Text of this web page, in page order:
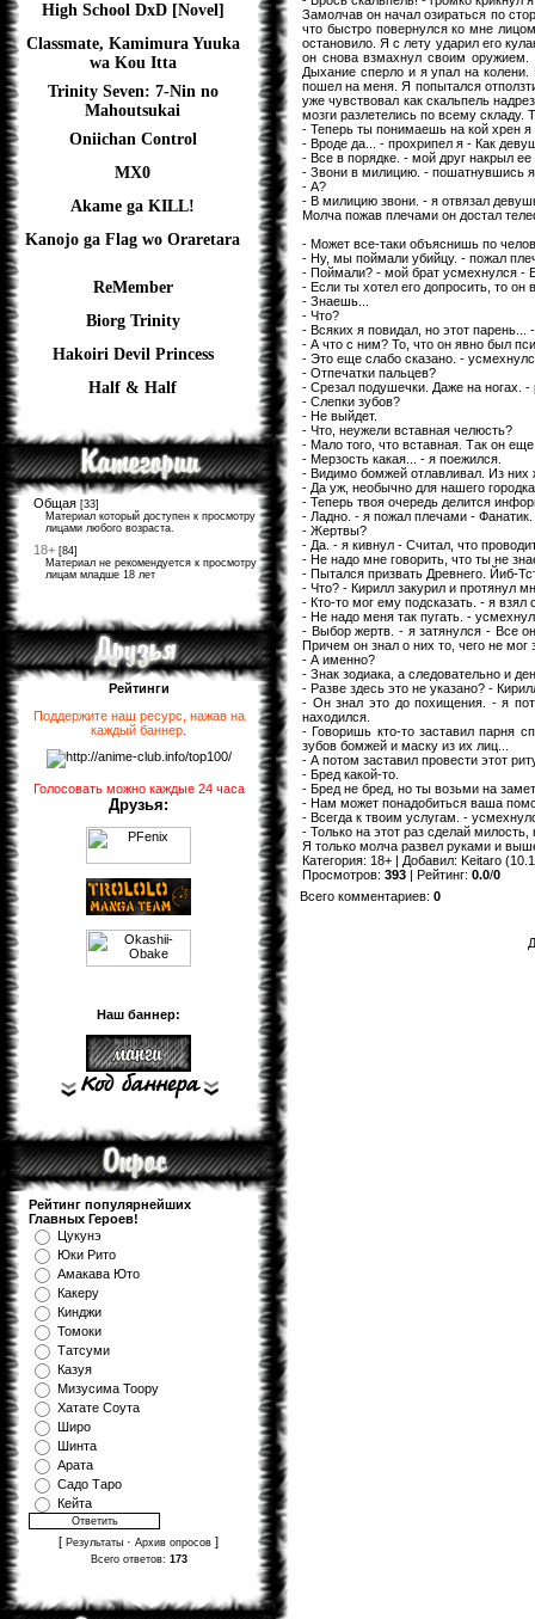
High School DxD [Novel]
Classmate, Kamimura Yuuka
wa Kou Itta
Trinity Seven: 7-Nin no
Mahoutsukai
Oniichan Control
MX0
Akame ga KILL!
Kanojo ga Flag wo Oraretara
ReMember
Biorg Trinity
Hakoiri Devil Princess
Half & Half
Общая [33]
Материал который доступен к просмотру
лицами любого возраста.
18+ [84]
Материал не рекомендуется к просмотру
лицам младше 18 лет
Рейтинги
Поддержите наш ресурс, нажав на
каждый баннер
Голосовать можно каждые 24 часа
Друзья:
Наш баннер:
Рейтинг популярнейших
Главных Героев!
Цукунэ
Юки Рито
Амакава Юто
Какеру
Кинджи
Томоки
Татсуми
Казуя
Мизуcима Тоору
Хатате Соута
Широ
Шинта
Арата
Садо Таро
Кейта
[ Результаты · Архив опросов ]
Всего ответов: 173
Замолчав он начал озираться по
что быстро повернулся ко мне
остановило. Я с лету ударил его
он снова взмахнул своим оружием.
Дыхание сперло и я упал на
пошел на меня. Я попытался
уже чувствовал как скальпель
мозги разлетелись по всему
- Теперь ты понимаешь на кой хрен
- Вроде да... - прохрипел я - Как
- Все в порядке. - мой друг накрыл
- Звони в милицию. - пошатнувшись я
- А?
- В милицию звони. - я отвязал
Молча пожав плечами он достал
- Может все-таки объяснишь по
- Ну, мы поймали убийцу. - пожал
- Поймали? - мой брат усмехнулся -
- Если ты хотел его допросить, то он
- Знаешь...
- Что?
- Всяких я повидал, но этот парень...
- А что с ним? То, что он явно был
- Это еще слабо сказано. -
- Отпечатки пальцев?
- Срезал подушечки. Даже на ногах. -
- Слепки зубов?
- Не выйдет.
- Что, неужели вставная челюсть?
- Мало того, что вставная. Так он
- Мерзость какая... - я поежился.
- Видимо бомжей отлавливал. Из
- Да уж, необычно для нашего
- Теперь твоя очередь делится
- Ладно. - я пожал плечами -
- Жертвы?
- Да. - я кивнул - Считал, что
- Не надо мне говорить, что ты не
- Пытался призвать Древнего. Йиб-
- Что? - Кирилл закурил и протянул
- Кто-то мог ему подсказать. - я взял
- Не надо меня так пугать. -
- Выбор жертв. - я затянулся - Все
Причем он знал о них то, чего не мог
- А именно?
- Знак зодиака, а следовательно и
- Разве здесь это не указано? -
- Он знал это до похищения. - я
находился.
- Говоришь кто-то заставил парня
зубов бомжей и маску из их лиц...
- А потом заставил провести этот
- Бред какой-то.
- Бред не бред, но ты возьми на
- Нам может понадобиться ваша
- Всегда к твоим услугам. -
- Только на этот раз сделай
Я только молча развел руками и
Категория: 18+ | Добавил: Keitaro
Просмотров: 393 | Рейтинг: 0.0/0
Всего комментариев: 0